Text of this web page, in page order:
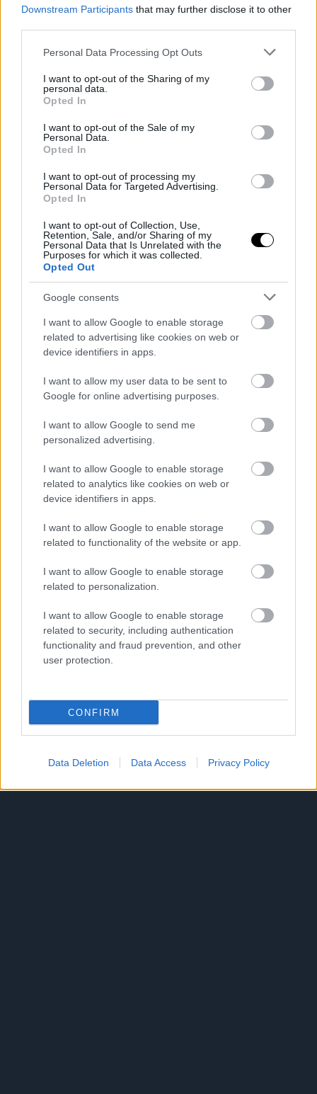
Downstream Participants that may further disclose it to other
Please note that this website/app uses one or more Google
not limited to your visit or usage behaviour. You may click to
grant or deny consent to Google and its third-party tags to
use your data for below specified purposes in below Google
consent section.
Personal Data Processing Opt Outs
I want to opt-out of the Sharing of my
personal data.
Opted In
I want to opt-out of the Sale of my
Personal Data.
Opted In
I want to opt-out of processing my
Personal Data for Targeted Advertising.
Opted In
I want to opt-out of Collection, Use,
Retention, Sale, and/or Sharing of my
Personal Data that Is Unrelated with the
Purposes for which it was collected.
Opted Out
Google consents
I want to allow Google to enable storage
related to advertising like cookies on web or
device identifiers in apps.
I want to allow my user data to be sent to
Google for online advertising purposes.
I want to allow Google to send me
personalized advertising.
I want to allow Google to enable storage
related to analytics like cookies on web or
device identifiers in apps.
I want to allow Google to enable storage
related to functionality of the website or app.
I want to allow Google to enable storage
related to personalization.
I want to allow Google to enable storage
related to security, including authentication
functionality and fraud prevention, and other
user protection.
CONFIRM
Data Deletion Data Access Privacy Policy
ΚΥΡ, 17 ΜΑΪ 2026
Χιλιάδες παραβάσεις σε μία εβδομάδα-ποια είναι
η παράβαση που "σαρώνει"
ΣΑΒ, 16 ΜΑΪ 2026
Μπουλντόζες συνθλίβουν 200 μοτοσυκλέτες-
δεν είναι stunt, είναι αστυνομική επιχείρηση
ΑΡΓΥΡΗΣ ΑΓΓΕΛΟΠΟΥΛΟΣ
Τελικά επιτρέπονται οι μοτοσυκλέτες σε
λεωφορειολωρίδες; Τι λέει ο νόμος και το
πρόστιμο